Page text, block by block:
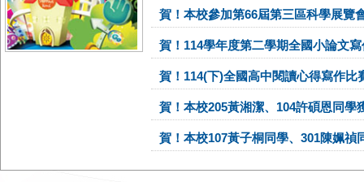
賀！本校參加第66屆第三區科學展覽會榮獲2組特優及2組
賀！114學年度第二學期全國小論文
賀！114(下)全國高中閱讀心得寫作比
賀！本校205黃湘潔、104許碩恩同學獲選115年上半年
賀！本校107黃子桐同學、301陳姵禎同學參加114學年度全國高級中等